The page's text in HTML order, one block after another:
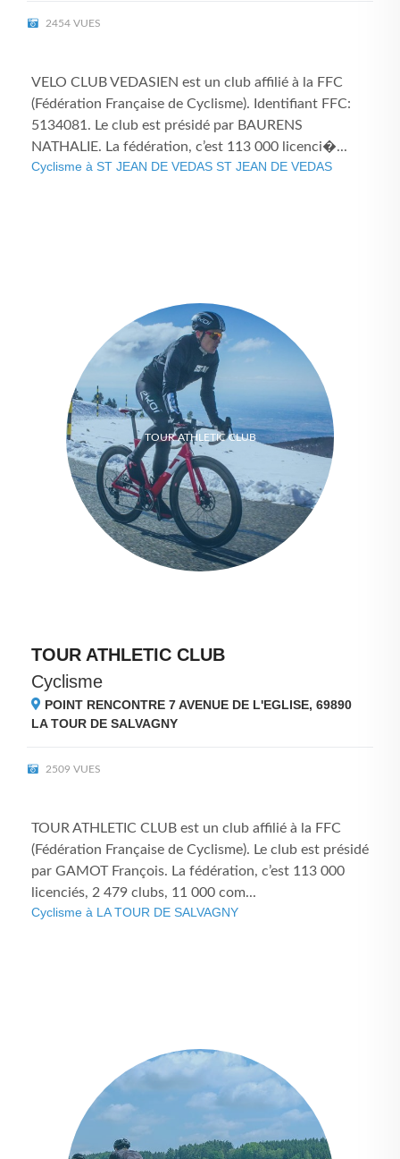
2454 VUES
VELO CLUB VEDASIEN est un club affilié à la FFC
(Fédération Française de Cyclisme). Identifiant FFC:
5134081. Le club est présidé par BAURENS
NATHALIE. La fédération, c’est 113 000 licenci�...
Cyclisme à ST JEAN DE VEDAS ST JEAN DE VEDAS
TOUR ATHLETIC CLUB
TOUR ATHLETIC CLUB
Cyclisme
POINT RENCONTRE 7 AVENUE DE L'EGLISE, 69890
LA TOUR DE SALVAGNY
2509 VUES
TOUR ATHLETIC CLUB est un club affilié à la FFC
(Fédération Française de Cyclisme). Le club est présidé
par GAMOT François. La fédération, c’est 113 000
licenciés, 2 479 clubs, 11 000 com...
Cyclisme à LA TOUR DE SALVAGNY